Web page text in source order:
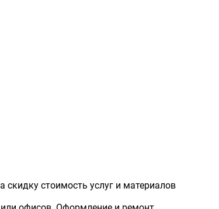
стоимость услуг и материалов